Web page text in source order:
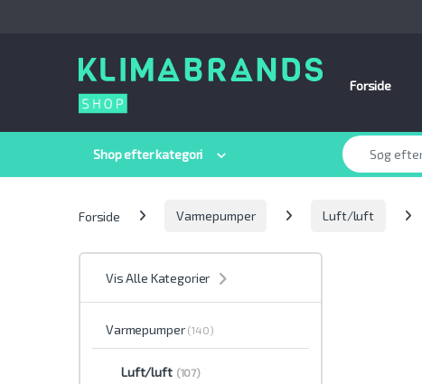
Forside
Shop efter kategori
Søge efter:
Forside Varmepumper Luft/luft
Vis Alle Kategorier
Varmepumper (140)
Luft/luft (107)